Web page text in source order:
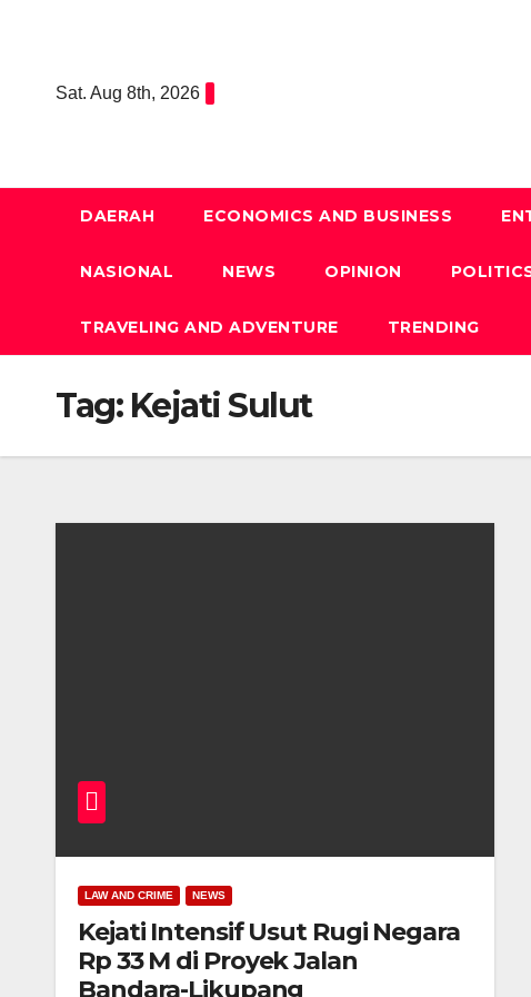
Sat. Aug 8th, 2026
DAERAH ECONOMICS AND BUSINESS
NASIONAL NEWS OPINION
TRAVELING AND ADVENTURE TRENDING
Tag: Kejati Sulut
LAW AND CRIME NEWS
Kejati Intensif Usut Rugi Negara
Rp 33 M di Proyek Jalan
Bandara-Likupang